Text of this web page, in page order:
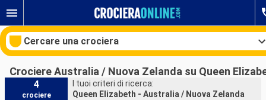
Cercare una crociera
Crociere Australia / Nuova Zelanda su Queen
4
crociere
I tuoi criteri di ricerca:
Queen Elizabeth - Australia / Nuova Zelanda